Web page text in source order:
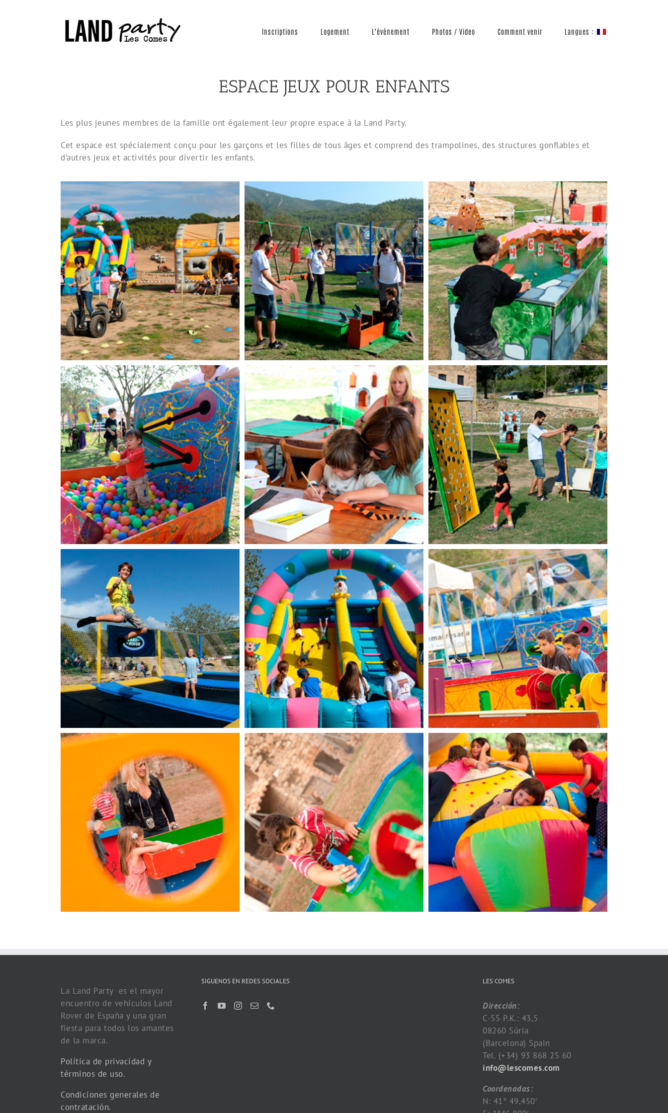
Inscriptions Logement L’événement Photos / Video Comment venir Langues :
ESPACE JEUX POUR ENFANTS
Les plus jeunes membres de la famille ont également leur propre espace à la Land Party.
Cet espace est spécialement conçu pour les garçons et les filles de tous âges et comprend des trampolines, des structures gonflables et
d’autres jeux et activités pour divertir les enfants.
La Land Party es el mayor
encuentro de vehículos Land
Rover de España y una gran
fiesta para todos los amantes
de la marca.
Política de privacidad y
términos de uso.
Condiciones generales de
contratación.
SIGUENOS EN REDES SOCIALES LES COMES
Dirección:
C-55 P.K.: 43,5
08260 Súria
(Barcelona) Spain
Tel. (+34) 93 868 25 60
info@lescomes.com
Coordenadas:
N: 41° 49,450′